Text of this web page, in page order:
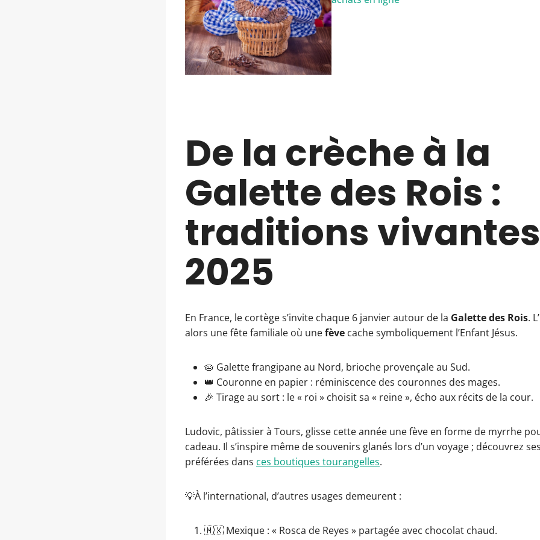
De la crèche à la
Galette des Rois :
traditions
2025
En France, le cortège s’invite chaque 6 janvier autour de la Galette des Rois. L’
alors une fête familiale où unefève cache symboliquement l’Enfant Jésus.
🥧 Galette frangipane au Nord, brioche provençale au Sud.
👑 Couronne en papier : réminiscence des couronnes des mages.
🎉 Tirage au sort : le « roi » choisit sa « reine », écho aux récits de la cour.
Ludovic, pâtissier à Tours, glisse cette année une fève en forme de myrrhe
cadeau. Il s’inspire même de souvenirs glanés lors d’un voyage ; découvrez
préférées dans ces boutiques tourangelles.
💡À l’international, d’autres usages demeurent :
🇲🇽 Mexique : « Rosca de Reyes » partagée avec chocolat chaud.